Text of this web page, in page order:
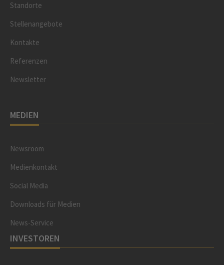
Standorte
Stellenangebote
Kontakte
Referenzen
Newsletter
MEDIEN
Newsroom
Medienkontakt
Social Media
Downloads für Medien
News-Service
INVESTOREN